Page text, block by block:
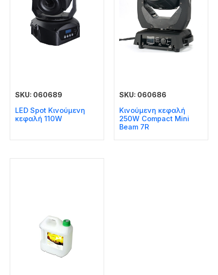
SKU: 060689
LED Spot Κινούμενη
κεφαλή 110W
SKU: 060686
Κινούμενη κεφαλή
250W Compact Mini
Beam 7R